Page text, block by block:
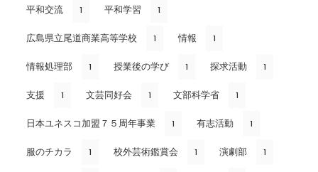
平和交流 1 平和学習 1
広島県立尾道商業高等学校 1 情報 1
情報処理部 1 授業後の学び 1 探求活動 1
支援 1 文芸同好会 1 文部科学省 1
日本ユネスコ加盟７５周年事業 1 有志活動 1
服のチカラ 1 校外芸術鑑賞会 1 演劇部 1